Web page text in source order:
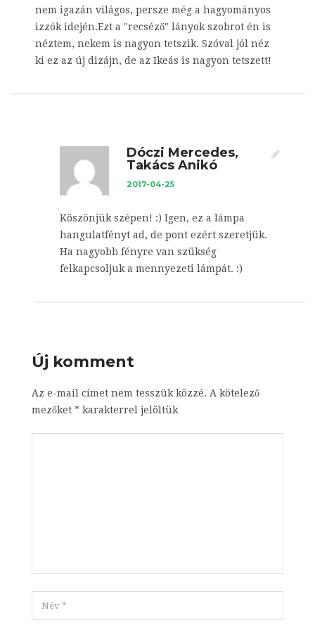
nem igazán világos, persze még a hagyományos
izzók idején.Ezt a "recséző" lányok szobrot én is
néztem, nekem is nagyon tetszik. Szóval jól néz
ki ez az új dizájn, de az Ikeás is nagyon tetszett!
Dóczi Mercedes,
Takács Anikó
2017-04-25
Köszönjük szépen! :) Igen, ez a lámpa
hangulatfényt ad, de pont ezért szeretjük.
Ha nagyobb fényre van szükség
felkapcsoljuk a mennyezeti lámpát. :)
Új komment
Az e-mail címet nem tesszük közzé. A kötelező
mezőket * karakterrel jelöltük